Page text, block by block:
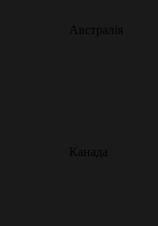
Австралія
Канада